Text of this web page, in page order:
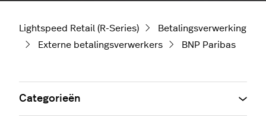
Lightspeed Retail (R-Series)
Betalingsverwerking
Externe betalingsverwerkers
BNP Paribas
Categorieën